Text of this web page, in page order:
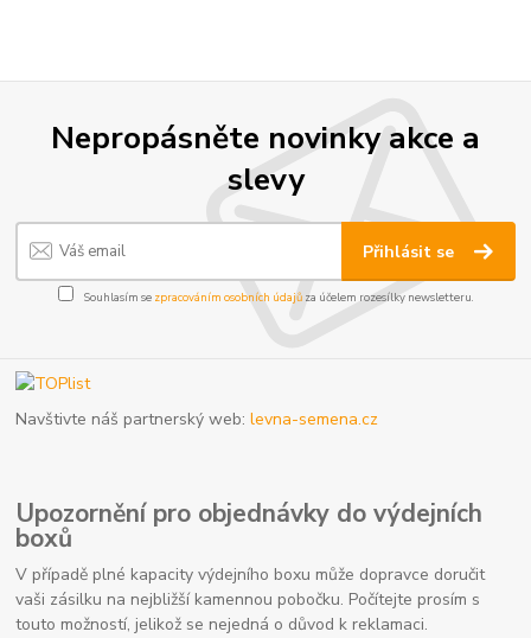
Nepropásněte novinky akce a
slevy
Přihlásit se
Souhlasím se zpracováním osobních údajůza účelem rozesílky newsletteru.
Navštivte náš partnerský web:levna-semena.cz
Upozornění pro objednávky do výdejních
boxů
V případě plné kapacity výdejního boxu může dopravce doručit
vaši zásilku na nejbližší kamennou pobočku. Počítejte prosím s
touto možností, jelikož se nejedná o důvod k reklamaci.